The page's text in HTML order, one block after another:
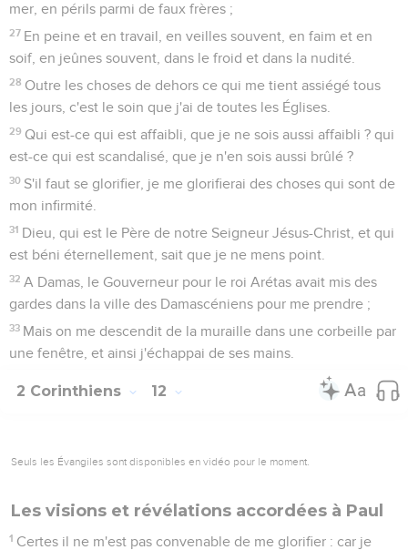
mer, en périls parmi de faux frères ;
27 En peine et en travail, en veilles souvent, en faim et en
soif, en jeûnes souvent, dans le froid et dans la nudité.
28 Outre les choses de dehors ce qui me tient assiégé tous
les jours, c'est le soin que j'ai de toutes les Églises.
29 Qui est-ce qui est affaibli, que je ne sois aussi affaibli ? qui
est-ce qui est scandalisé, que je n'en sois aussi brûlé ?
30 S'il faut se glorifier, je me glorifierai des choses qui sont de
mon infirmité.
31 Dieu, qui est le Père de notre Seigneur Jésus-Christ, et qui
est béni éternellement, sait que je ne mens point.
32 A Damas, le Gouverneur pour le roi Arétas avait mis des
gardes dans la ville des Damascéniens pour me prendre ;
33 Mais on me descendit de la muraille dans une corbeille par
une fenêtre, et ainsi j'échappai de ses mains.
2 Corinthiens 12
Seuls les Évangiles sont disponibles en vidéo pour le moment.
Les visions et révélations accordées à Paul
1 Certes il ne m'est pas convenable de me glorifier : car je